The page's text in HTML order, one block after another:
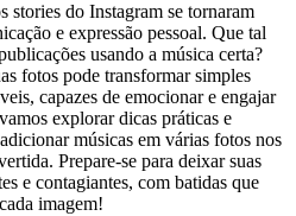
stories do Instagram⁣ se tornaram
e expressão pessoal. Que tal
usando ‌a música certa?
fotos pode transformar simples
capazes de emocionar e engajar
explorar dicas práticas e
músicas em várias fotos​ nos
Prepare-se para deixar suas
e⁣ contagiantes, com batidas que
imagem!